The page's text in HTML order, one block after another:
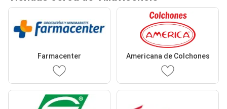
Farmacenter Americana de Colchones